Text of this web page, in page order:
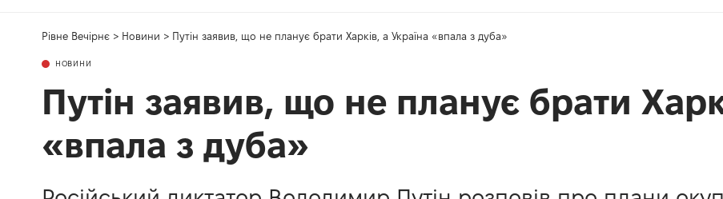
Рівне Вечірнє > Новини > Путін заявив, що не планує брати Харків, а Україна «впала з дуба»
НОВИНИ
Путін заявив, що не планує брати
«впала з дуба»